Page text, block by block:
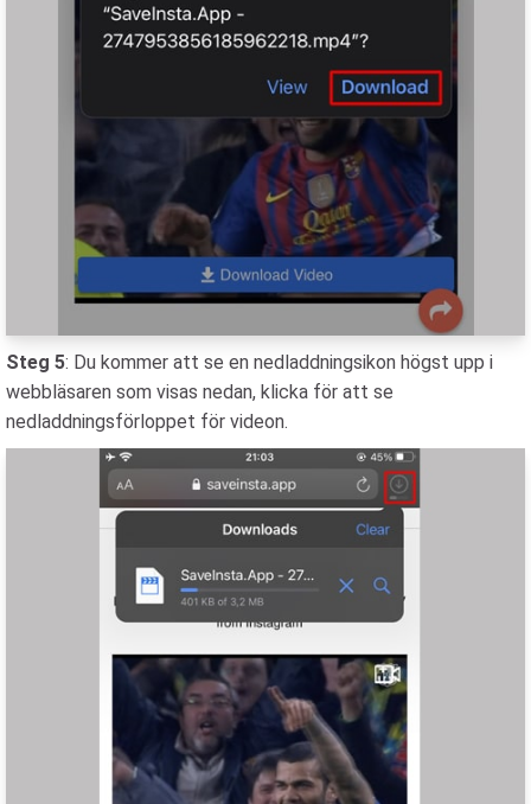
Steg 5: Du kommer att se en nedladdningsikon högst upp i
webbläsaren som visas nedan, klicka för att se
nedladdningsförloppet för videon.